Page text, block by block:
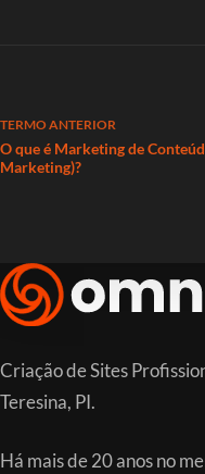
TERMOANTERIOR
O que é Marketing de
Marketing)?
Criação de Sites
Teresina, PI.
Há mais de 20 anos no